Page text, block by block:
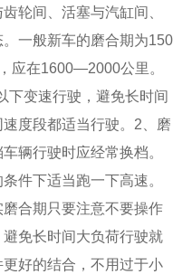
轮间、活塞与汽缸间、
一般新车的磨合期为150
应在1600—2000公里。
下变速行驶，避免长时间
度段都适当行驶。2、磨
辆行驶时应经常换档。
件下适当跑一下高速。
合期只要注意不要操作
免长时间大负荷行驶就
好的结合，不用过于小